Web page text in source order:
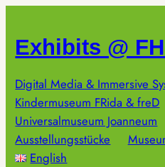
springen
Exhibits @
Digital Media & Immersive
Kindermuseum FRida & freD
Universalmuseum Joanneum
Ausstellungsstücke
English